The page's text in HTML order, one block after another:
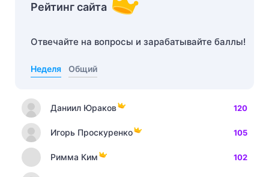
Рейтинг сайта
Отвечайте на вопросы и зарабатывайте баллы!
Неделя Общий
Даниил Юраков 120
Игорь Проскуренко 105
Римма Ким 102